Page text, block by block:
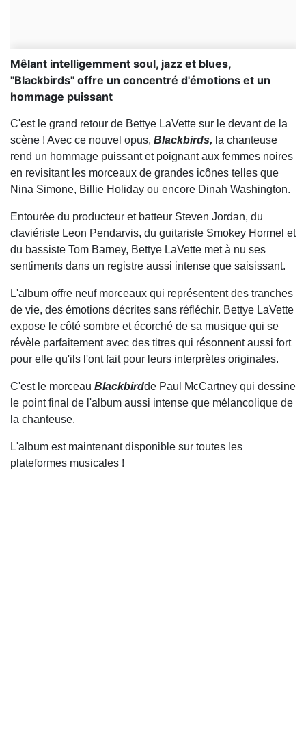
Mêlant intelligemment soul, jazz et blues,
"Blackbirds" offre un concentré d'émotions et un
hommage puissant
C'est le grand retour de Bettye LaVette sur le devant de la
scène ! Avec ce nouvel opus, Blackbirds, la chanteuse
rend un hommage puissant et poignant aux femmes noires
en revisitant les morceaux de grandes icônes telles que
Nina Simone, Billie Holiday ou encore Dinah Washington.
Entourée du producteur et batteur Steven Jordan, du
claviériste Leon Pendarvis, du guitariste Smokey Hormel et
du bassiste Tom Barney, Bettye LaVette met à nu ses
sentiments dans un registre aussi intense que saisissant.
L'album offre neuf morceaux qui représentent des tranches
de vie, des émotions décrites sans réfléchir. Bettye LaVette
expose le côté sombre et écorché de sa musique qui se
révèle parfaitement avec des titres qui résonnent aussi fort
pour elle qu'ils l'ont fait pour leurs interprètes originales.
C'est le morceau Blackbirdde Paul McCartney qui dessine
le point final de l'album aussi intense que mélancolique de
la chanteuse.
L'album est maintenant disponible sur toutes les
plateformes musicales !